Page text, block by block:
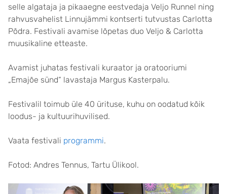
selle algataja ja pikaaegne eestvedaja Veljo Runnel ning
rahvusvahelist Linnujämmi kontserti tutvustas Carlotta
Põdra. Festivali avamise lõpetas duo Veljo & Carlotta
muusikaline etteaste.
Avamist juhatas festivali kuraator ja oratooriumi
„Emajõe sünd“ lavastaja Margus Kasterpalu.
Festivalil toimub üle 40 ürituse, kuhu on oodatud kõik
loodus- ja kultuurihuvilised.
Vaata festivali programmi.
Fotod: Andres Tennus, Tartu Ülikool.